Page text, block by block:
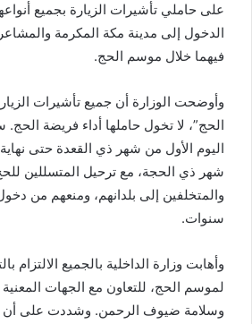
على حاملي تأشيرات الزيارة بجميع
الدخول إلى مدينة مكة المكرمة
فيهما خلال موسم الحج.
وأوضحت الوزارة أن جميع تأشيرات
الحج”، لا تخول حاملها أداء فريضة
اليوم الأول من شهر ذي القعدة حتى
شهر ذي الحجة، مع ترحيل المتسللين
سنوات.
وأهابت وزارة الداخلية بالجميع الالتزام
لموسم الحج، للتعاون مع الجهات
وسلامة ضيوف الرحمن. وشددت على أن